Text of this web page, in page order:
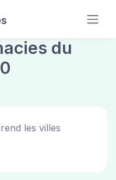
du
les villes